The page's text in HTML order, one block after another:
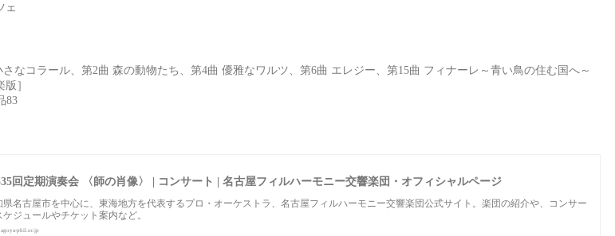
ェ
なコラール、第2曲 森の動物たち、第4曲 優雅なワルツ、第6曲 エレジー、第15曲 フィナーレ～青い鳥の住む国へ～
］
83
回定期演奏会 〈師の肖像〉 | コンサート | 名古屋フィルハーモニー交響楽団・オフィシャルページ
県名古屋市を中心に、東海地方を代表するプロ・オーケストラ、名古屋フィルハーモニー交響楽団公式サイト。楽団の紹介や、コンサー
ケジュールやチケット案内など。
phil.or.jp